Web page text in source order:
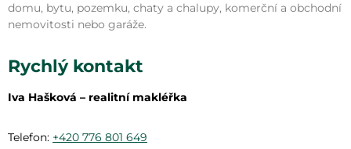
domu, bytu, pozemku, chaty a chalupy, komerční a obchodní
nemovitosti nebo garáže.
Rychlý kontakt
Iva Hašková – realitní makléřka
Telefon: +420 776 801 649